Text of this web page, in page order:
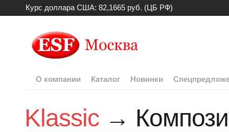
Курс доллара США: 82,1665 руб. (ЦБ РФ)
О компании Каталог Новинки
Klassic →